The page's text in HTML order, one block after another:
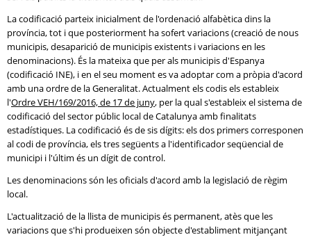
La codificació parteix inicialment de l'ordenació alfabètica dins la
província, tot i que posteriorment ha sofert variacions (creació de nous
municipis, desaparició de municipis existents i variacions en les
denominacions). És la mateixa que per als municipis d'Espanya
(codificació INE), i en el seu moment es va adoptar com a pròpia d'acord
amb una ordre de la Generalitat. Actualment els codis els estableix
l'Ordre VEH/169/2016, de 17 de juny, per la qual s'estableix el sistema de
codificació del sector públic local de Catalunya amb finalitats
estadístiques. La codificació és de sis dígits: els dos primers corresponen
al codi de província, els tres següents a l'identificador seqüencial de
municipi i l'últim és un dígit de control.
Les denominacions són les oficials d'acord amb la legislació de règim
local.
L'actualització de la llista de municipis és permanent, atès que les
variacions que s'hi produeixen són objecte d'establiment mitjançant